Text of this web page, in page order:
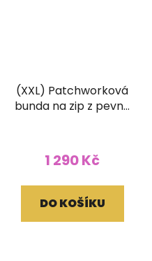
(XXL) Patchworková
bunda na zip z pevné
1 290 Kč
DO KOŠÍKU